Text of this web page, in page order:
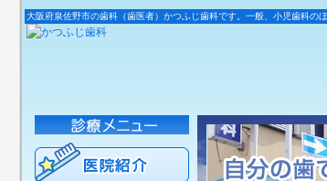
大阪府泉佐野市の歯科（歯医者）かつふじ歯科です。一般、小児歯科の